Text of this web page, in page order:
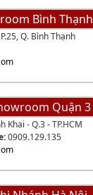
Bình Thạnh
Q. Bình Thạnh
Quận 3
Khai - Q.3 - TP.HCM
0909.129.135